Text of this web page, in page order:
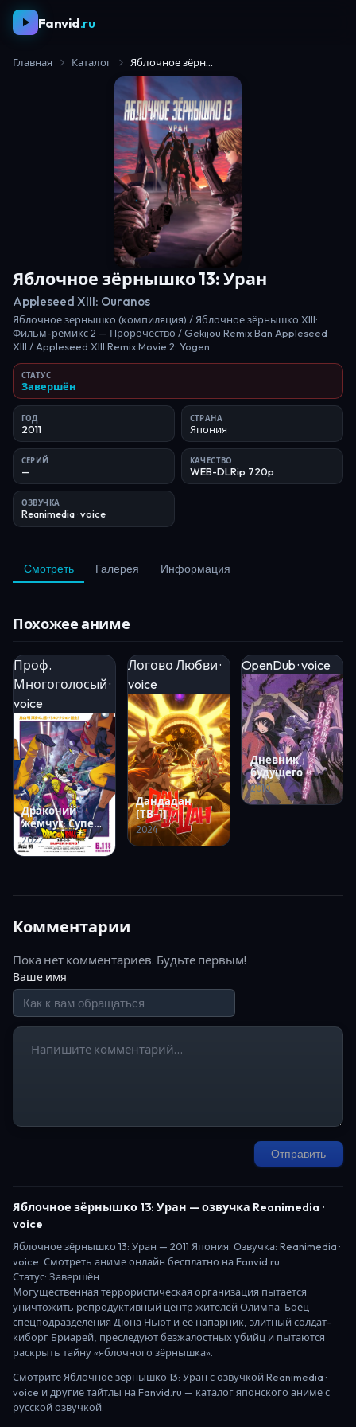
Fanvid.ru
Главная Каталог Яблочное зёрнышко 13: Уран
Яблочное зёрнышко 13: Уран
Appleseed XIII: Ouranos
Яблочное зернышко (компиляция) / Яблочное зёрнышко XIII:
Фильм-ремикс 2 — Пророчество / Gekijou Remix Ban Appleseed
XIII / Appleseed XIII Remix Movie 2: Yogen
СТАТУС
Завершён
ГОД
2011
СТРАНА
Япония
СЕРИЙ
—
КАЧЕСТВО
WEB-DLRip 720p
ОЗВУЧКА
Reanimedia· voice
Смотреть Галерея Информация
Похожее аниме
Проф.
Многоголосый ·
voice
Драконий
жемчуг: Супер
— супергерой
2022
Логово Любви ·
voice
Дандадан
[ТВ-1]
2024
OpenDub · voice
Дневник
будущего
2010
Комментарии
Пока нет комментариев. Будьте первым!
Ваше имя
Отправить
Яблочное зёрнышко 13: Уран — озвучка Reanimedia ·
voice
Яблочное зёрнышко 13: Уран — 2011 Япония . Озвучка: Reanimedia ·
voice. Смотреть аниме онлайн бесплатно на Fanvid.ru.
Статус: Завершён
Могущественная террористическая организация пытается
уничтожить репродуктивный центр жителей Олимпа. Боец
спецподразделения Дюна Ньют и её напарник, элитный солдат-
киборг Бриарей, преследуют безжалостных убийц и пытаются
раскрыть тайну «яблочного зёрнышка».
Смотрите Яблочное зёрнышко 13: Уран с озвучкой Reanimedia ·
voice и другие тайтлы на Fanvid.ru — каталог японского аниме с
русской озвучкой.